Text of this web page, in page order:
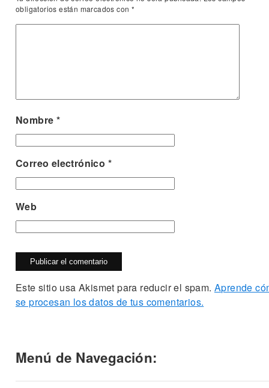
obligatorios están marcados con *
Nombre *
Correo electrónico *
Web
Este sitio usa Akismet para reducir el spam. Aprende
se procesan los datos de tus comentarios.
Menú de Navegación: